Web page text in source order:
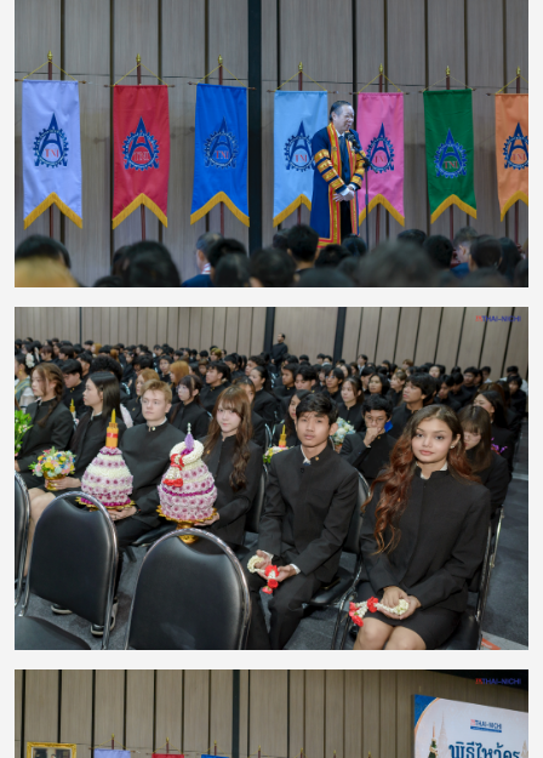
ความรับผิดชอบ และความมุ่งมั่นในการศึกษา ซึ่งสะท้อนให้เห็นว่าความสำเร็จเกิด
จากการเรียนรู้อย่างต่อเนื่อง ควบคู่กับความพยายามและความมีวินัย กิจกรรมครั้ง
นี้ช่วยสืบสานประเพณีอันดีงาม พร้อมเสริมสร้างความสัมพันธ์ที่ดีระหว่างคณาจารย์
และนักศึกษา ตลอดจนสร้างแรงบันดาลใจให้นักศึกษามุ่งมั่นพัฒนาตนเองต่อไป